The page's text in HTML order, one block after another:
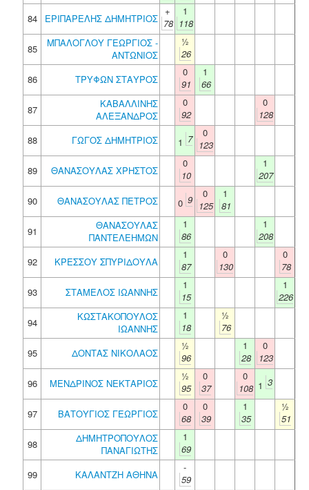
84
ΕΡΙΠΑΡΕΛΗΣ ΔΗΜΗΤΡΙΟΣ
+
78
1
118
85
ΜΠΑΛΟΓΛΟΥ ΓΕΩΡΓΙΟΣ -
ΑΝΤΩΝΙΟΣ
½
26
86
ΤΡΥΦΩΝ ΣΤΑΥΡΟΣ
0
91
1
66
87
ΚΑΒΑΛΛΙΝΗΣ
ΑΛΕΞΑΝΔΡΟΣ
0
92
0
128
88
ΓΩΓΟΣ ΔΗΜΗΤΡΙΟΣ 1 7
0
123
89
ΘΑΝΑΣΟΥΛΑΣ ΧΡΗΣΤΟΣ
0
10
1
207
90
ΘΑΝΑΣΟΥΛΑΣ ΠΕΤΡΟΣ 0 9
0
125
1
81
91
ΘΑΝΑΣΟΥΛΑΣ
ΠΑΝΤΕΛΕΗΜΩΝ
1
86
1
208
92
ΚΡΕΣΣΟΥ ΣΠΥΡΙΔΟΥΛΑ
1
87
0
130
0
78
93
ΣΤΑΜΕΛΟΣ ΙΩΑΝΝΗΣ
1
15
1
226
94
ΚΩΣΤΑΚΟΠΟΥΛΟΣ
ΙΩΑΝΝΗΣ
1
18
½
76
95
ΔΟΝΤΑΣ ΝΙΚΟΛΑΟΣ
½
96
1
28
0
123
96
ΜΕΝΔΡΙΝΟΣ ΝΕΚΤΑΡΙΟΣ
½
95
0
37
0
108 1 3
97 ΒΑΤΟΥΓΙΟΣ ΓΕΩΡΓΙΟΣ
0
68
0
39
1
35
½
51
98
ΔΗΜΗΤΡΟΠΟΥΛΟΣ
ΠΑΝΑΓΙΩΤΗΣ
1
69
99
ΚΑΛΑΝΤΖΗ ΑΘΗΝΑ
-
59